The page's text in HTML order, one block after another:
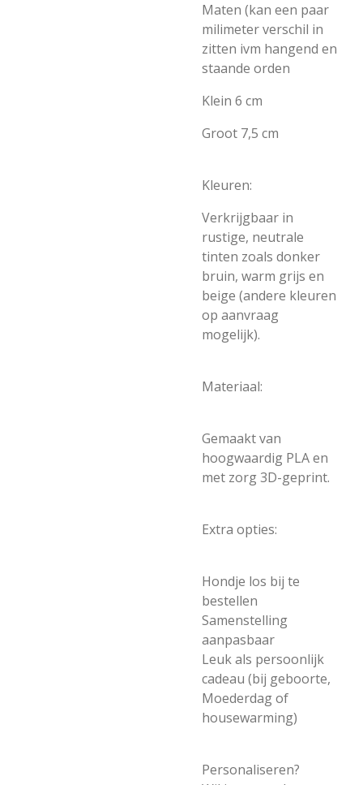
Maten (kan een paar
milimeter verschil in
zitten ivm hangend en
staande orden
Klein 6 cm
Groot 7,5 cm
Kleuren:
Verkrijgbaar in
rustige, neutrale
tinten zoals donker
bruin, warm grijs en
beige (andere kleuren
op aanvraag
mogelijk).
Materiaal:
Gemaakt van
hoogwaardig PLA en
met zorg 3D-geprint.
Extra opties:
Hondje los bij te
bestellen
Samenstelling
aanpasbaar
Leuk als persoonlijk
cadeau (bij geboorte,
Moederdag of
housewarming)
Personaliseren?